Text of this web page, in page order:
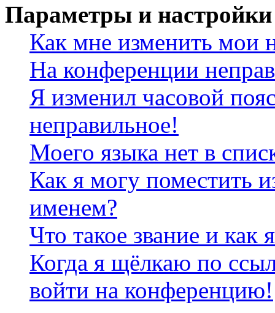
Параметры и настройки
Как мне изменить мои
На конференции
Я изменил часовой
неправильное!
Моего языка нет в
Как я могу поместить
именем?
Что такое звание и как
Когда я щёлкаю по
войти на конференцию!